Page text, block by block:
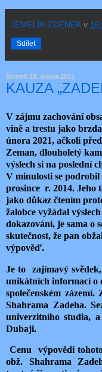
JEMELÍK ZDENEK v
Sdílet
čtvrtek 18. února 2021
KAUZA
V zájmu zachování
vině a trestu jako
února 2021, ačkoli
Zeman, dlouholetý
výslech si na poslední
V minulosti se
prosince r. 2014. Jeho
jako důkaz čtením
žalobce vyžádal
dokazování, je sama o
skutečnost, že pan
výpověď.
Je to zajímavý
unikátních informací o
společenském
Shahrama Zadeha.
univerzitního studia,
Dubaji.
Cenu výpovědi
obž. Shahrama